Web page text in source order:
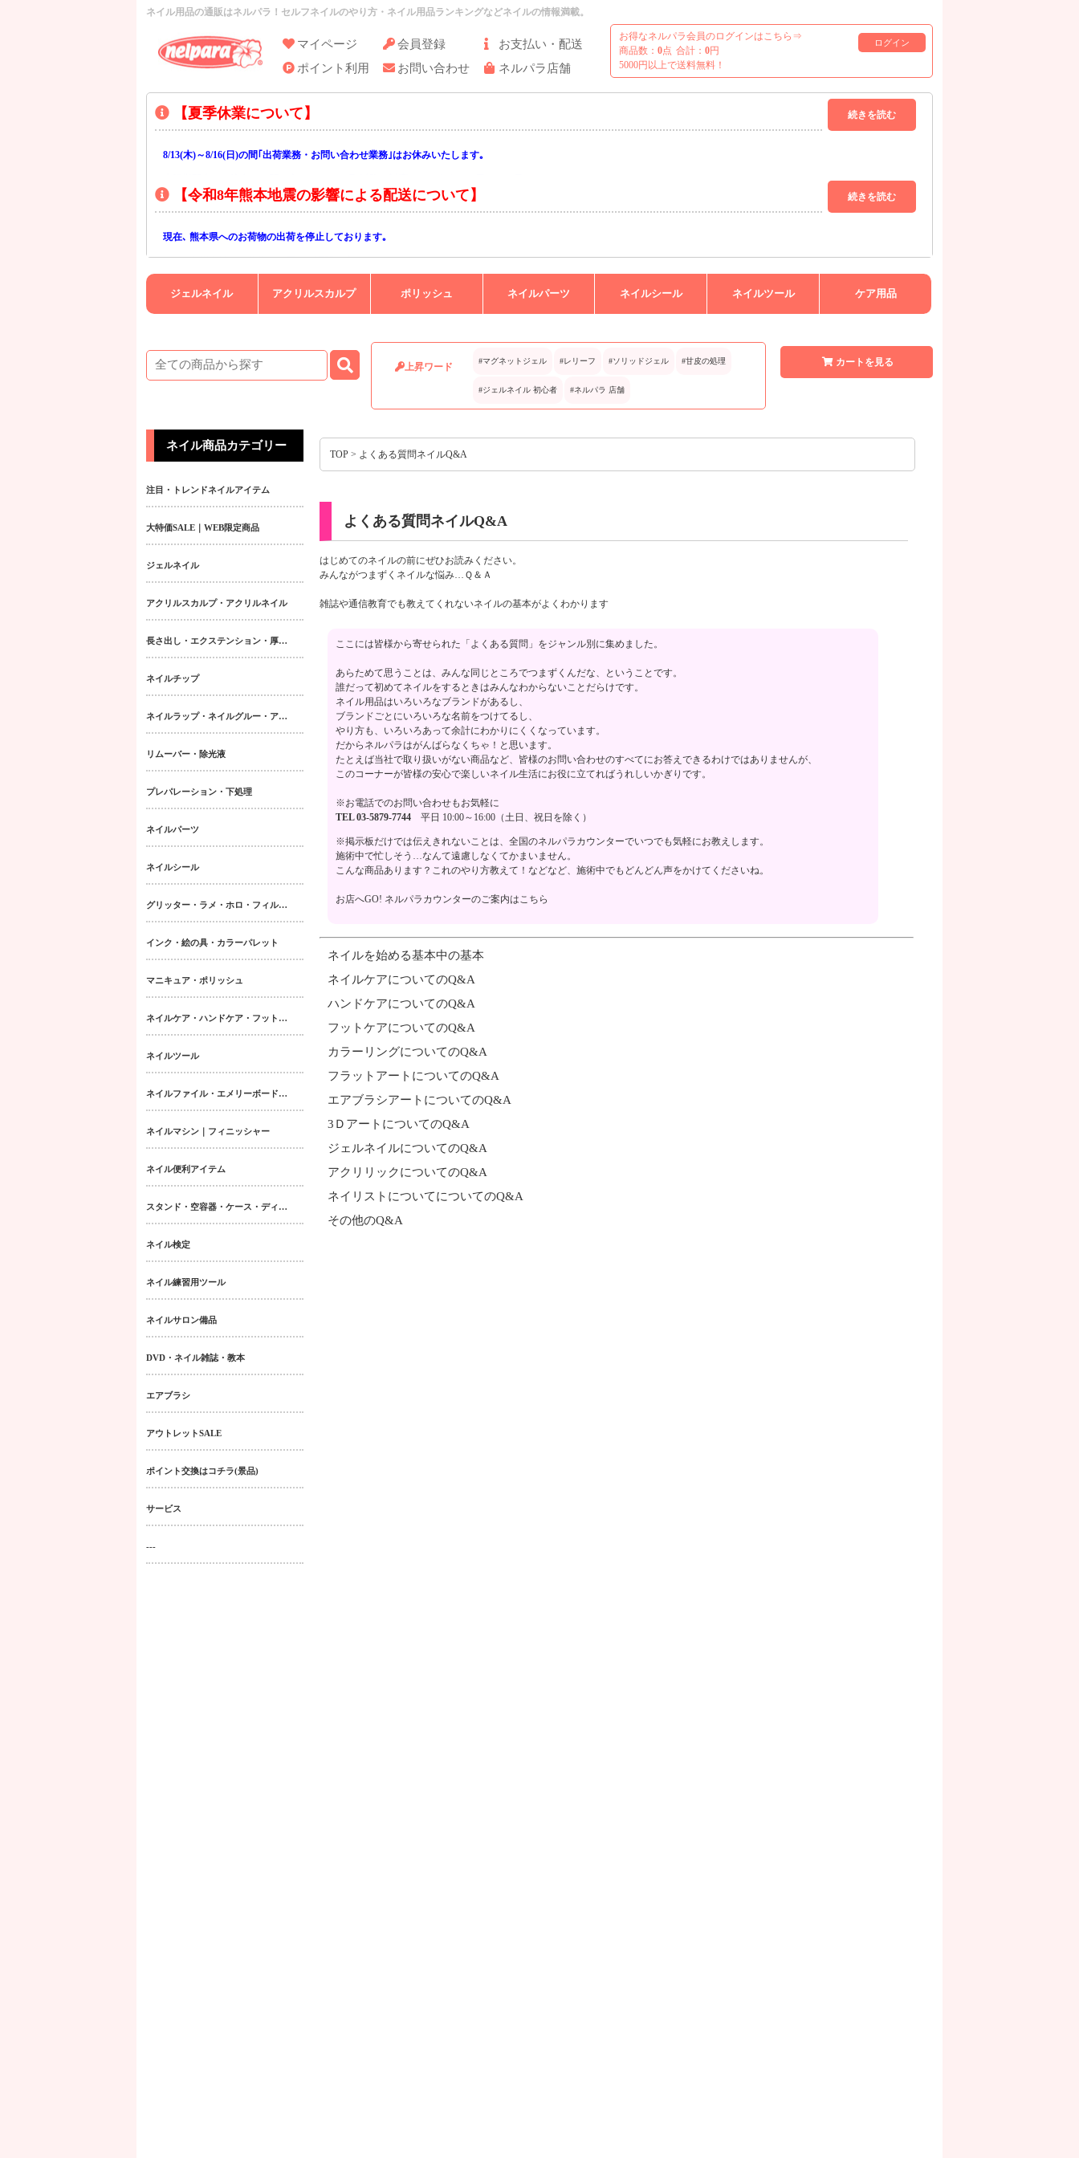
ネイル用品の通販はネルパラ！セルフネイルのやり方・ネイル用品ランキングなどネイルの情報満載。
マイページ 会員登録
お支払い・配送
ポイント利用
お問い合わせ ネルパラ店舗
お得なネルパラ会員のログインはこちら⇒
ログイン
商品数： 0点 合計： 0円
5000円以上で送料無料！
【夏季休業について】
8/13(木)～8/16(日)の間｢出荷業務・お問い合わせ業務｣はお休みいたします｡
【令和8年熊本地震の影響による配送について】
現在､ 熊本県へのお荷物の出荷を停止しております｡
また､ 九州全域でお荷物のお届けに遅延が生じております｡
ご不便をおかけいたしますが､ 何卒ご理解賜りますようお願い申し上げます｡
ジェルネイル アクリルスカルプ ポリッシュ ネイルパーツ ネイルシール ネイルツール ケア用品
上昇ワード
#マグネットジェル #レリーフ #ソリッドジェル #甘皮の処理
#ジェルネイル 初心者 #ネルパラ 店舗
カートを見る
ネイル商品カテゴリー
注目・トレンドネイルアイテム
大特価SALE｜WEB限定商品
ジェルネイル
アクリルスカルプ・アクリルネイル
長さ出し・エクステンション・厚み出しアイテム
ネイルチップ
ネイルラップ・ネイルグルー・アクティベーター・フィラー
リムーバー・除光液
プレパレーション・下処理
ネイルパーツ
ネイルシール
グリッター・ラメ・ホロ・フィルム・パウダー｜ネイルパーツ
インク・絵の具・カラーパレット
マニキュア・ポリッシュ
ネイルケア・ハンドケア・フットケア・ボディケア
ネイルツール
ネイルファイル・エメリーボード・シャイナー
ネイルマシン｜フィニッシャー
ネイル便利アイテム
スタンド・空容器・ケース・ディスペンサー類
ネイル検定
ネイル練習用ツール
ネイルサロン備品
DVD・ネイル雑誌・教本
エアブラシ
アウトレットSALE
ポイント交換はコチラ(景品)
サービス
---
TOP > よくある質問ネイルQ&A
よくある質問ネイルQ&A
はじめてのネイルの前にぜひお読みください。
みんながつまずくネイルな悩み…Ｑ＆Ａ
雑誌や通信教育でも教えてくれないネイルの基本がよくわかります
ここには皆様から寄せられた「よくある質問」をジャンル別に集めました。
あらためて思うことは、みんな同じところでつまずくんだな、ということです。
誰だって初めてネイルをするときはみんなわからないことだらけです。
ネイル用品はいろいろなブランドがあるし、
ブランドごとにいろいろな名前をつけてるし、
やり方も、いろいろあって余計にわかりにくくなっています。
だからネルパラはがんばらなくちゃ！と思います。
たとえば当社で取り扱いがない商品など、皆様のお問い合わせのすべてにお答えできるわけではありませんが、
このコーナーが皆様の安心で楽しいネイル生活にお役に立てればうれしいかぎりです。
※お電話でのお問い合わせもお気軽に
TEL 03-5879-7744 平日 10:00～16:00（土日、祝日を除く）
※掲示板だけでは伝えきれないことは、全国のネルパラカウンターでいつでも気軽にお教えします。
施術中で忙しそう…なんて遠慮しなくてかまいません。
こんな商品あります？これのやり方教えて！などなど、施術中でもどんどん声をかけてくださいね。
お店へGO! ネルパラカウンターのご案内はこちら
ネイルを始める基本中の基本
ネイルケアについてのQ&A
ハンドケアについてのQ&A
フットケアについてのQ&A
カラーリングについてのQ&A
フラットアートについてのQ&A
エアブラシアートについてのQ&A
3ＤアートについてのQ&A
ジェルネイルについてのQ&A
アクリリックについてのQ&A
ネイリストについてについてのQ&A
その他のQ&A